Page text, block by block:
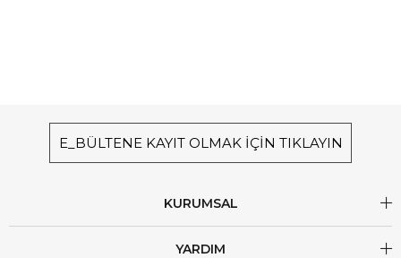
E_BÜLTENE KAYIT OLMAK İÇİN TIKLAYIN
KURUMSAL
YARDIM